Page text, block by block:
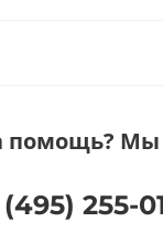
помощь? Мы
255-